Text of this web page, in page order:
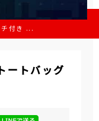
付き ...
トバッグ